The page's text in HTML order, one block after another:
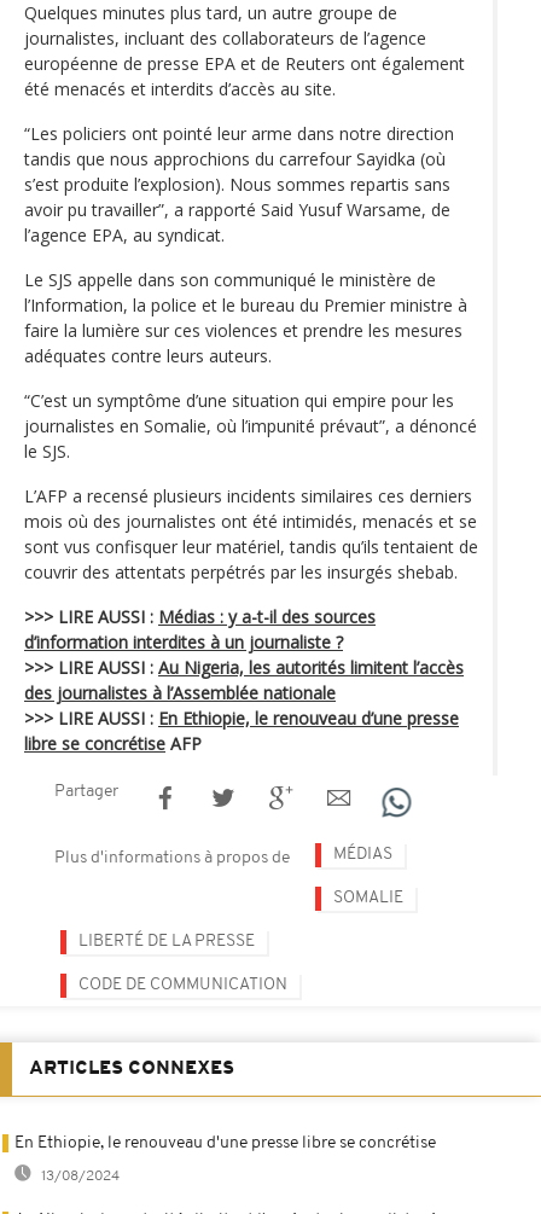
Quelques minutes plus tard, un autre groupe de
journalistes, incluant des collaborateurs de l’agence
européenne de presse EPA et de Reuters ont également
été menacés et interdits d’accès au site.
“Les policiers ont pointé leur arme dans notre direction
tandis que nous approchions du carrefour Sayidka (où
s’est produite l’explosion). Nous sommes repartis sans
avoir pu travailler”, a rapporté Said Yusuf Warsame, de
l’agence EPA, au syndicat.
Le SJS appelle dans son communiqué le ministère de
l’Information, la police et le bureau du Premier ministre à
faire la lumière sur ces violences et prendre les mesures
adéquates contre leurs auteurs.
“C’est un symptôme d’une situation qui empire pour les
journalistes en Somalie, où l’impunité prévaut”, a dénoncé
le SJS.
L’AFP a recensé plusieurs incidents similaires ces derniers
mois où des journalistes ont été intimidés, menacés et se
sont vus confisquer leur matériel, tandis qu’ils tentaient de
couvrir des attentats perpétrés par les insurgés shebab.
>>> LIRE AUSSI : Médias : y a-t-il des sources
d’information interdites à un journaliste ?
>>> LIRE AUSSI : Au Nigeria, les autorités limitent l’accès
des journalistes à l’Assemblée nationale
>>> LIRE AUSSI : En Ethiopie, le renouveau d’une presse
libre se concrétise AFP
Partager
Plus d'informations à propos de MÉDIAS
SOMALIE
LIBERTÉ DE LA PRESSE
CODE DE COMMUNICATION
ARTICLES CONNEXES
En Ethiopie, le renouveau d'une presse libre se concrétise
13/08/2024